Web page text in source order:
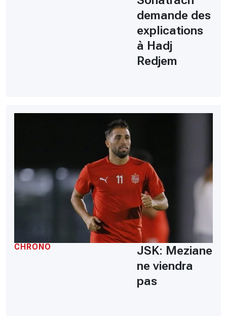
demande des
explications
à Hadj
Redjem
CHRONO
JSK: Meziane
ne viendra
pas